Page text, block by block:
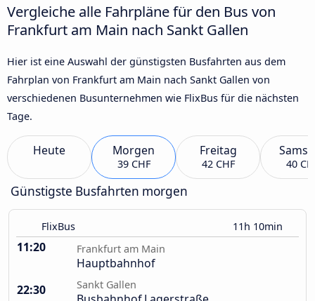
Vergleiche alle Fahrpläne für den Bus von
Frankfurt am Main nach Sankt Gallen
Hier ist eine Auswahl der günstigsten Busfahrten aus dem
Fahrplan von Frankfurt am Main nach Sankt Gallen von
verschiedenen Busunternehmen wie FlixBus für die nächsten
Tage.
Heute Morgen
39 CHF
Freitag
42 CHF 40
Günstigste Busfahrten morgen
FlixBus 11h 10min
11:20 Frankfurt am Main
Hauptbahnhof
22:30
Sankt Gallen